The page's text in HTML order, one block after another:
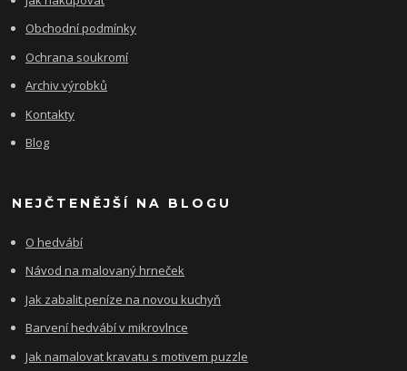
Obchodní podmínky
Ochrana soukromí
Archiv výrobků
Kontakty
Blog
NEJČTENĚJŠÍ NA BLOGU
O hedvábí
Návod na malovaný hrneček
Jak zabalit peníze na novou kuchyň
Barvení hedvábí v mikrovlnce
Jak namalovat kravatu s motivem puzzle